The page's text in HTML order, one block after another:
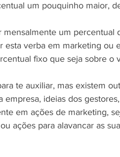
um pouquinho maior,
mensalmente um percentual
esta verba em marketing ou
fixo que seja sobre o
te auxiliar, mas existem
ideias dos
em ações de marketing,
ações para alavancar as